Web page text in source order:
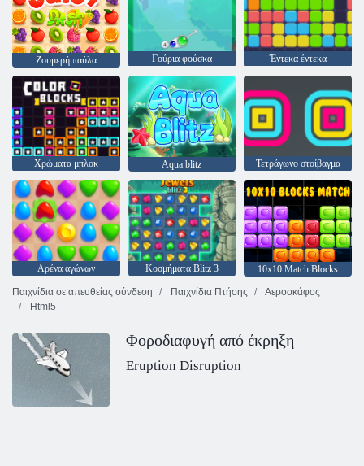
Ζουμερή παύλα Γούρια φούσκα Έντεκα έντεκα
Χρώματα μπλοκ Aqua blitz Τετράγωνο στοίβαγμα
Αρένα αγώνων Κοσμήματα Blitz 3
10x10 Match Blocks
Παιχνίδια σε απευθείας σύνδεση
Παιχνίδια Πτήσης
Αεροσκάφος
Html5
Φοροδιαφυγή από έκρηξη
Eruption Disruption